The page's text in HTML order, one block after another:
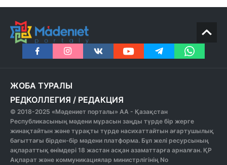
ЖОБА ТУРАЛЫ
РЕДКОЛЛЕГИЯ / РЕДАКЦИЯ
© 2018-2025 «Мәдениет порталы» АА - Қазақстан
Республикасының мәдени мұрасын заңды түрде бір жерге
жинақтайтын және тұрақты түрде насихаттайтын ағартушылық
бағыттағы бірден-бір мәдени платформа. Бұл желі ресурсының
ақпараттық өнімдері 18 жастан асқан азаматтарға арналған. ҚР
Ақпарат және коммуникациялар министрлігінің No